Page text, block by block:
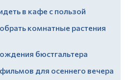
в кафе с пользой
комнатные растения
бюстгальтера
для осеннего вечера